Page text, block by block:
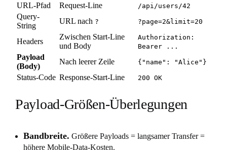
URL-Pfad
Request-Line /api/users/42
Query-
String
URL nach ? ?page=2&limit=20
Headers
Zwischen Start-Line
und Body
Authorization:
Bearer ...
Payload
(Body)
Nach leerer Zeile {"name": "Alice"}
Status-Code Response-Start-Line 200 OK
Payload-Größen-Überlegungen
Bandbreite. Größere Payloads = langsamer Transfer =
höhere Mobile-Data-Kosten.